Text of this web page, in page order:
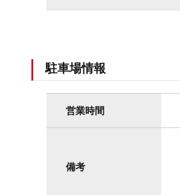
駐車場情報
営業時間
備考